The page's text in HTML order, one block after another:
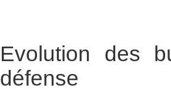
Evolution des
défense